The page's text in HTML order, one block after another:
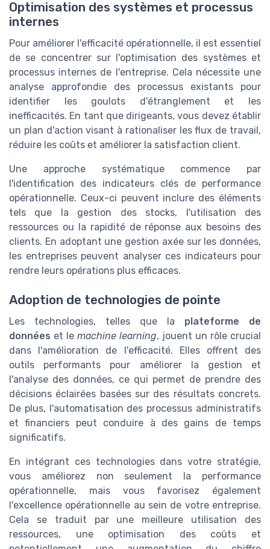
Optimisation des systèmes et processus
internes
Pour améliorer l'efficacité opérationnelle, il est essentiel
de se concentrer sur l'optimisation des systèmes et
processus internes de l'entreprise. Cela nécessite une
analyse approfondie des processus existants pour
identifier les goulots d'étranglement et les
inefficacités. En tant que dirigeants, vous devez établir
un plan d'action visant à rationaliser les flux de travail,
réduire les coûts et améliorer la satisfaction client.
Une approche systématique commence par
l'identification des indicateurs clés de performance
opérationnelle. Ceux-ci peuvent inclure des éléments
tels que la gestion des stocks, l'utilisation des
ressources ou la rapidité de réponse aux besoins des
clients. En adoptant une gestion axée sur les données,
les entreprises peuvent analyser ces indicateurs pour
rendre leurs opérations plus efficaces.
Adoption de technologies de pointe
Les technologies, telles que la plateforme de
données et le machine learning, jouent un rôle crucial
dans l'amélioration de l'efficacité. Elles offrent des
outils performants pour améliorer la gestion et
l'analyse des données, ce qui permet de prendre des
décisions éclairées basées sur des résultats concrets.
De plus, l'automatisation des processus administratifs
et financiers peut conduire à des gains de temps
significatifs.
En intégrant ces technologies dans votre stratégie,
vous améliorez non seulement la performance
opérationnelle, mais vous favorisez également
l'excellence opérationnelle au sein de votre entreprise.
Cela se traduit par une meilleure utilisation des
ressources, une optimisation des coûts et